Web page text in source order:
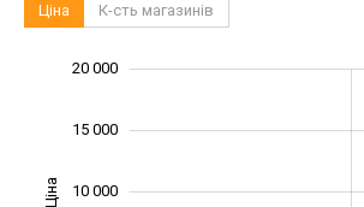
Ціна К-сть магазинів
Ціна 10 000
10 000
15 000
20 000